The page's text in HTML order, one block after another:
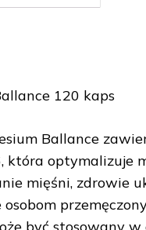
120 kaps
Ballance
która optymalizuje
mięśni, zdrowie